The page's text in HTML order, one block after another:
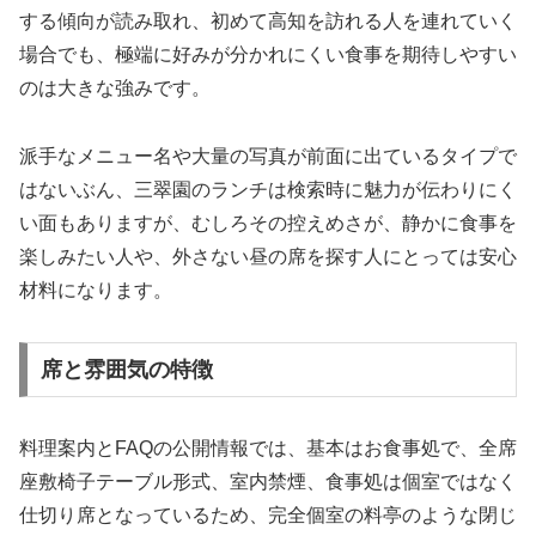
する傾向が読み取れ、初めて高知を訪れる人を連れていく
場合でも、極端に好みが分かれにくい食事を期待しやすい
のは大きな強みです。
派手なメニュー名や大量の写真が前面に出ているタイプで
はないぶん、三翠園のランチは検索時に魅力が伝わりにく
い面もありますが、むしろその控えめさが、静かに食事を
楽しみたい人や、外さない昼の席を探す人にとっては安心
材料になります。
席と雰囲気の特徴
料理案内とFAQの公開情報では、基本はお食事処で、全席
座敷椅子テーブル形式、室内禁煙、食事処は個室ではなく
仕切り席となっているため、完全個室の料亭のような閉じ